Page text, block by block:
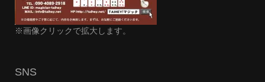
※画像クリックで拡大します。
SNS